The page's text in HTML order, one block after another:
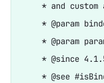
* and custom
* @param
* @param
* @since
* @see